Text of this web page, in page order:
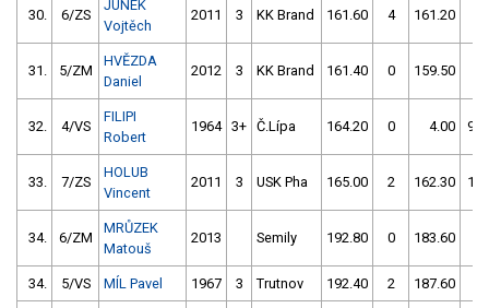
30. 6/ZS
JUNEK
Vojtěch
2011 3 KK Brand 161.60 4 161.20
31. 5/ZM
HVĚZDA
Daniel
2012 3 KK Brand 161.40 0 159.50
32. 4/VS
FILIPI
Robert
1964 3+ Č.Lípa 164.20 0 4.00 999
33. 7/ZS
HOLUB
Vincent
2011 3 USK Pha 165.00 2 162.30 100
34. 6/ZM
MRŮZEK
Matouš
2013 Semily 192.80 0 183.60
34. 5/VS MÍL Pavel 1967 3 Trutnov 192.40 2 187.60